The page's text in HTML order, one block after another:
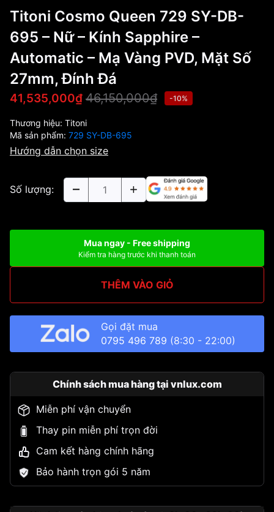
Titoni Cosmo Queen 729 SY-DB-
695 – Nữ – Kính Sapphire –
Automatic – Mạ Vàng PVD, Mặt Số
27mm, Đính Đá
41,535,000₫ 46,150,000₫ -10%
Thương hiệu: Titoni
Mã sản phẩm: 729 SY-DB-695
Hướng dẫn chọn size
Số lượng:
Mua ngay - Free shipping
Kiểm tra hàng trước khi thanh toán
THÊM VÀO GIỎ
Gọi đặt mua
0795 496 789 (8:30 - 22:00)
Chính sách mua hàng tại vnlux.com
Miễn phí vận chuyển
Thay pin miễn phí trọn đời
Cam kết hàng chính hãng
Bảo hành trọn gói 5 năm